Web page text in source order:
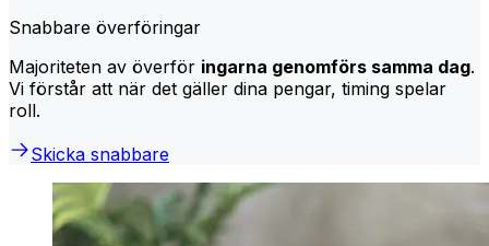
Snabbare överföringar
Majoriteten av överför ingarna genomförs samma dag.
Vi förstår att när det gäller dina pengar, timing spelar
roll.
Skicka snabbare